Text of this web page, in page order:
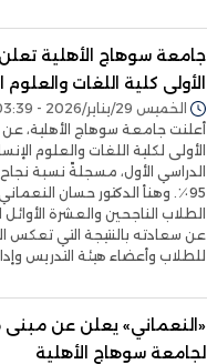
جامعة سوهاج الأهلية تعلن
الأولى كلية اللغات والعلوم
الخميس 29/يناير/2026 - 03:39 م
أعلنت جامعة سوهاج الأهلية، عن
الأولى لكلية اللغات والعلوم
الدراسي الأول، مسجلةً نسبة
95٪. وهنأ الدكتور حسان
الطلاب الناجحين والعشرة
عن سعادته بالنتيجة التي تعكس
للطلاب وأعضاء هيئة التدريس
«النعماني» يعلن عن
لجامعة سوهاج الأهلية